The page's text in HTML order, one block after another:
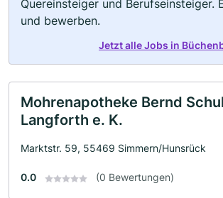
Quereinsteiger und Berufseinsteiger.
und bewerben.
Jetzt alle Jobs in
Mohrenapotheke Bernd
Langforth e. K.
Marktstr. 59, 55469 Simmern/Hunsrück
0.0 (0 Bewertungen)